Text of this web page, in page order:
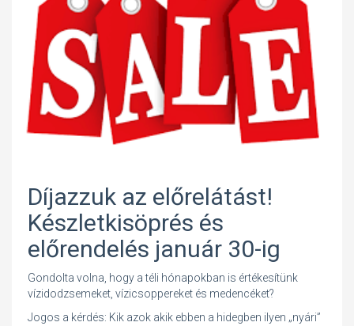
Díjazzuk az előrelátást!
Készletkisöprés és
előrendelés január 30-ig
Gondolta volna, hogy a téli hónapokban is értékesítünk
vízidodzsemeket, vízicsoppereket és medencéket?
Jogos a kérdés: Kik azok akik ebben a hidegben ilyen „nyári”